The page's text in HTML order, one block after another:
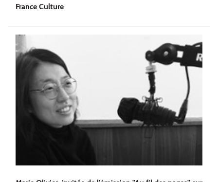
France Culture